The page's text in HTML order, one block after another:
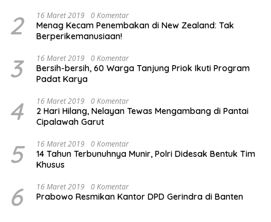
2 16 Maret 2019 0 Komentar
Menag Kecam Penembakan di New Zealand: Tak
Berperikemanusiaan!
3 16 Maret 2019 0 Komentar
Bersih-bersih, 60 Warga Tanjung Priok Ikuti Program
Padat Karya
4 16 Maret 2019 0 Komentar
2 Hari Hilang, Nelayan Tewas Mengambang di Pantai
Cipalawah Garut
5 16 Maret 2019 0 Komentar
14 Tahun Terbunuhnya Munir, Polri Didesak Bentuk Tim
Khusus
6 16 Maret 2019 0 Komentar
Prabowo Resmikan Kantor DPD Gerindra di Banten